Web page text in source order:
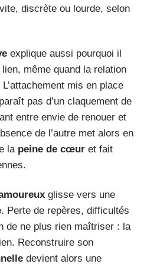
discrète ou lourde, selon
explique aussi pourquoi il
même quand la relation
mis en place
pas d’un claquement de
entre envie de renouer et
de l’autre met alors en
la peine de cœur et fait
glisse vers une
. Perte de repères, difficultés
de ne plus rien maîtriser : la
Reconstruire son
devient alors une